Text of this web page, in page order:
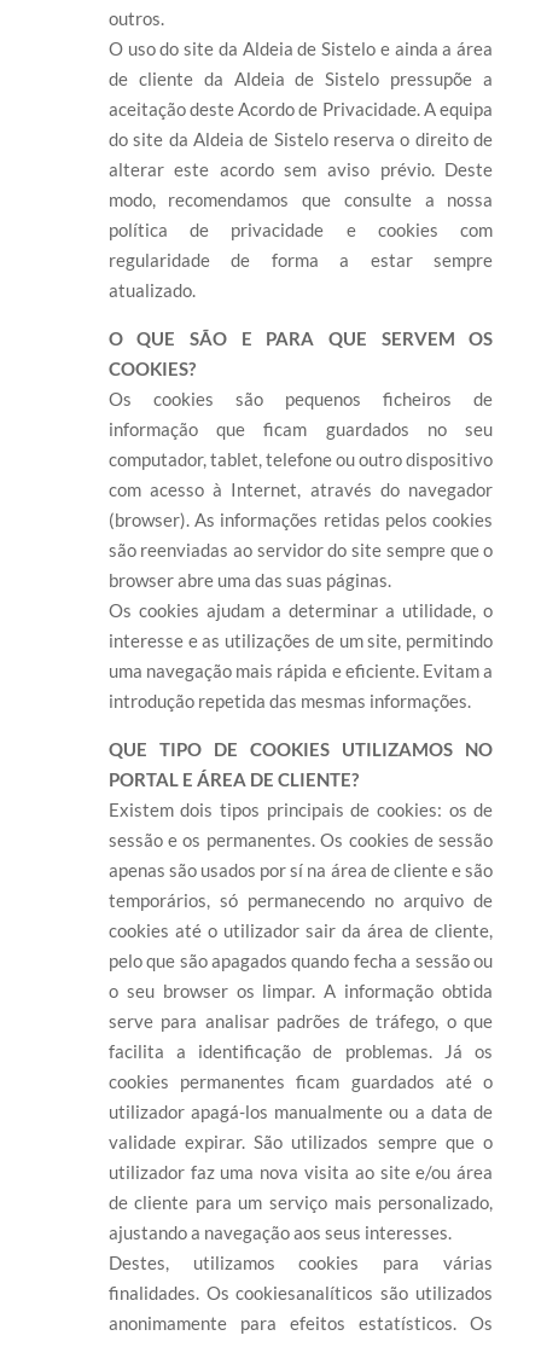
outros.
O uso do site da Aldeia de Sistelo e ainda a área
de cliente da Aldeia de Sistelo pressupõe a
aceitação deste Acordo de Privacidade. A equipa
do site da Aldeia de Sistelo reserva o direito de
alterar este acordo sem aviso prévio. Deste
modo, recomendamos que consulte a nossa
política de privacidade e cookies com
regularidade de forma a estar sempre
atualizado.
O QUE SÃO E PARA QUE SERVEM OS
COOKIES?
Os cookies são pequenos ficheiros de
informação que ficam guardados no seu
computador, tablet, telefone ou outro dispositivo
com acesso à Internet, através do navegador
(browser). As informações retidas pelos cookies
são reenviadas ao servidor do site sempre que o
browser abre uma das suas páginas.
Os cookies ajudam a determinar a utilidade, o
interesse e as utilizações de um site, permitindo
uma navegação mais rápida e eficiente. Evitam a
introdução repetida das mesmas informações.
QUE TIPO DE COOKIES UTILIZAMOS NO
PORTAL E ÁREA DE CLIENTE?
Existem dois tipos principais de cookies: os de
sessão e os permanentes. Os cookies de sessão
apenas são usados por sí na área de cliente e são
temporários, só permanecendo no arquivo de
cookies até o utilizador sair da área de cliente,
pelo que são apagados quando fecha a sessão ou
o seu browser os limpar. A informação obtida
serve para analisar padrões de tráfego, o que
facilita a identificação de problemas. Já os
cookies permanentes ficam guardados até o
utilizador apagá-los manualmente ou a data de
validade expirar. São utilizados sempre que o
utilizador faz uma nova visita ao site e/ou área
de cliente para um serviço mais personalizado,
ajustando a navegação aos seus interesses.
Destes, utilizamos cookies para várias
finalidades. Os cookiesanalíticos são utilizados
anonimamente para efeitos estatísticos. Os